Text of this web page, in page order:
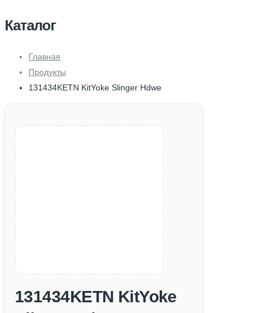
Каталог
Главная
Продукты
131434KETN KitYoke Slinger Hdwe
131434KETN KitYoke